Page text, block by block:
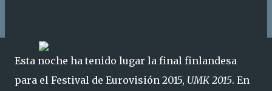
Esta noche ha tenido lugar la final finlandesa
para el Festival de Eurovisión 2015, UMK 2015. En